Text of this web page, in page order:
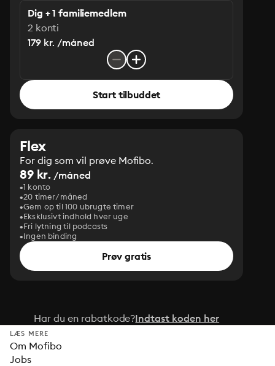
Dig + 1 familiemedlem
2 konti
179 kr. /måned
Start tilbuddet
Flex
For dig som vil prøve Mofibo.
89 kr. /måned
1 konto
20 timer/måned
Gem op til 100 ubrugte timer
Eksklusivt indhold hver uge
Fri lytning til podcasts
Ingen binding
Prøv gratis
Har du en rabatkode?Indtast koden her
LÆS MERE
Om Mofibo
Jobs